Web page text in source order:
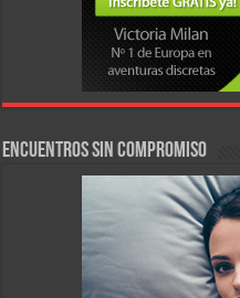
Encuentros sin compromiso